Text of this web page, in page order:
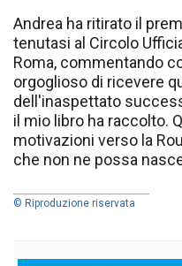
Andrea ha ritirato il
tenutasi al Circolo
Roma, commentando
orgoglioso di ricevere
dell'inaspettato
il mio libro ha raccolto.
motivazioni verso la
che non ne possa
© Riproduzione riservata